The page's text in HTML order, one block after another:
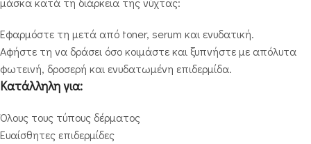
Εφαρμόστε τη μετά από toner, serum και ενυδατική.
Αφήστε τη να δράσει όσο κοιμάστε και ξυπνήστε με απόλυτα
φωτεινή, δροσερή και ενυδατωμένη επιδερμίδα.
Κατάλληλη για:
Όλους τους τύπους δέρματος
Ευαίσθητες επιδερμίδες